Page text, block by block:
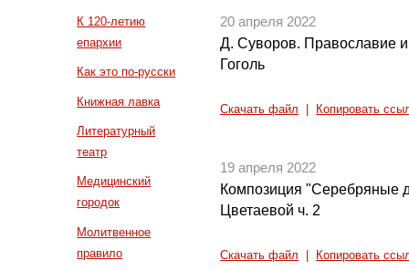
К 120-летию
епархии
Как это по-русски
Книжная лавка
Литературный
театр
Медицинский
городок
Молитвенное
правило
20 апреля 2022
Д. Суворов. Православие и
Гоголь
Скачать файл Копировать
19 апреля 2022
Композиция "Серебряные
Цветаевой ч. 2
Скачать файл Копировать